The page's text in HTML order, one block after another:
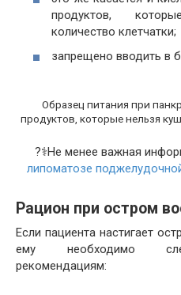
продуктов,
количество клетчатки;
запрещено вводить в
Образец питания при
продуктов, которые нельзя
?‍⚕️Не менее важная
липоматозе
Рацион при остром
Если пациента настигает
ему необходимо
рекомендациям: